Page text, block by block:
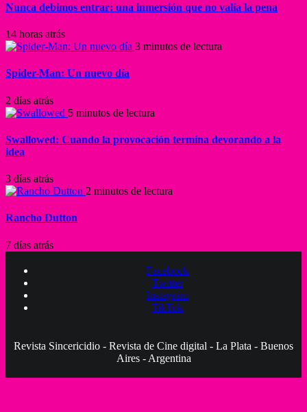
Nunca debimos entrar: una inmersión que no valía la pena
14 horas atrás
3 minutos de lectura
Spider-Man: Un nuevo día
2 días atrás
5 minutos de lectura
Swallowed: Cuando la provocación termina devorando a la
idea
3 días atrás
2 minutos de lectura
Rancho Dutton
7 días atrás
Facebook
Twitter
Instagram
TikTok
Revista Sincericidio - Revista de Cine digital - La Plata - Buenos
Aires - Argentina